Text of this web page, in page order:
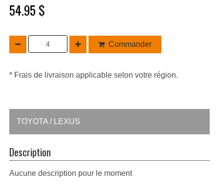
54.95 $
Commander
* Frais de livraison applicable selon votre région.
TOYOTA / LEXUS
Description
Aucune description pour le moment